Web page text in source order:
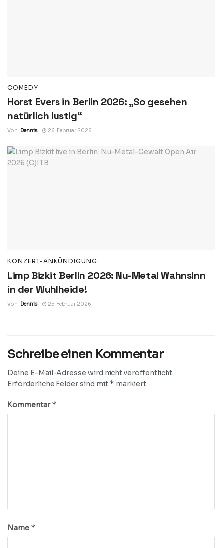
COMEDY
Horst Evers in Berlin 2026: „So gesehen
natürlich lustig“
Von Dennis 26. Februar 2026
KONZERT-ANKÜNDIGUNG
Limp Bizkit Berlin 2026: Nu-Metal Wahnsinn
in der Wuhlheide!
Von Dennis 25. Februar 2026
Schreibe einen Kommentar
Deine E-Mail-Adresse wird nicht veröffentlicht.
Erforderliche Felder sind mit * markiert
Kommentar*
Name *